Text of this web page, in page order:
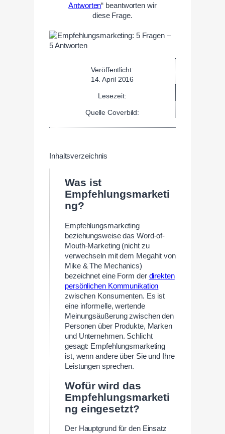
Antworten“ beantworten wir
diese Frage.
Veröffentlicht:
14. April 2016
Lesezeit:
Quelle Coverbild:
Inhaltsverzeichnis
Was ist
Empfehlungsmarketi
ng?
Empfehlungsmarketing
beziehungsweise das Word-of-
Mouth-Marketing (nicht zu
verwechseln mit dem Megahit von
Mike & The Mechanics)
bezeichnet eine Form der direkten
persönlichen Kommunikation
zwischen Konsumenten. Es ist
eine informelle, wertende
Meinungsäußerung zwischen den
Personen über Produkte, Marken
und Unternehmen. Schlicht
gesagt: Empfehlungsmarketing
ist, wenn andere über Sie und Ihre
Leistungen sprechen.
Wofür wird das
Empfehlungsmarketi
ng eingesetzt?
Der Hauptgrund für den Einsatz